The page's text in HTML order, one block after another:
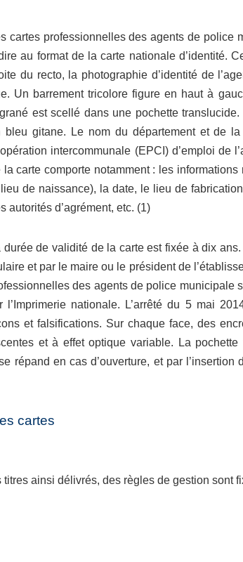
cartes professionnelles des agents de police
au format de la carte nationale d’identité.
du recto, la photographie d’identité de
Un barrement tricolore figure en haut à
est scellé dans une pochette
bleu gitane. Le nom du département et de
intercommunale (EPCI) d’emploi de
la carte comporte notamment : les informations
de naissance), la date, le lieu de
autorités d’agrément, etc. (1)
durée de validité de la carte est fixée à dix
et par le maire ou le président de
des agents de police municipale
l’Imprimerie nationale. L’arrêté du 5 mai
et falsifications. Sur chaque face, des
et à effet optique variable. La
répand en cas d’ouverture, et par
cartes
ainsi délivrés, des règles de gestion sont